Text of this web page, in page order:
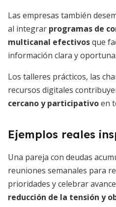
Las empresas también
al integrar programas de
multicanal efectivosque
información clara y oportuna.
Los talleres prácticos, las
recursos digitales
cercano y participativoen
Ejemplos reales
Una pareja con deudas
reuniones semanales para
prioridades y celebrar
reducción de la tensión y